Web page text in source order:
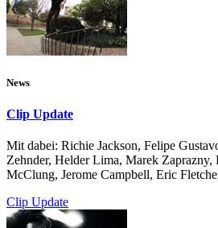
News
Clip Update
Mit dabei: Richie Jackson, Felipe
Zehnder, Helder Lima, Marek Zaprazny,
McClung, Jerome Campbell, Eric
Clip Update